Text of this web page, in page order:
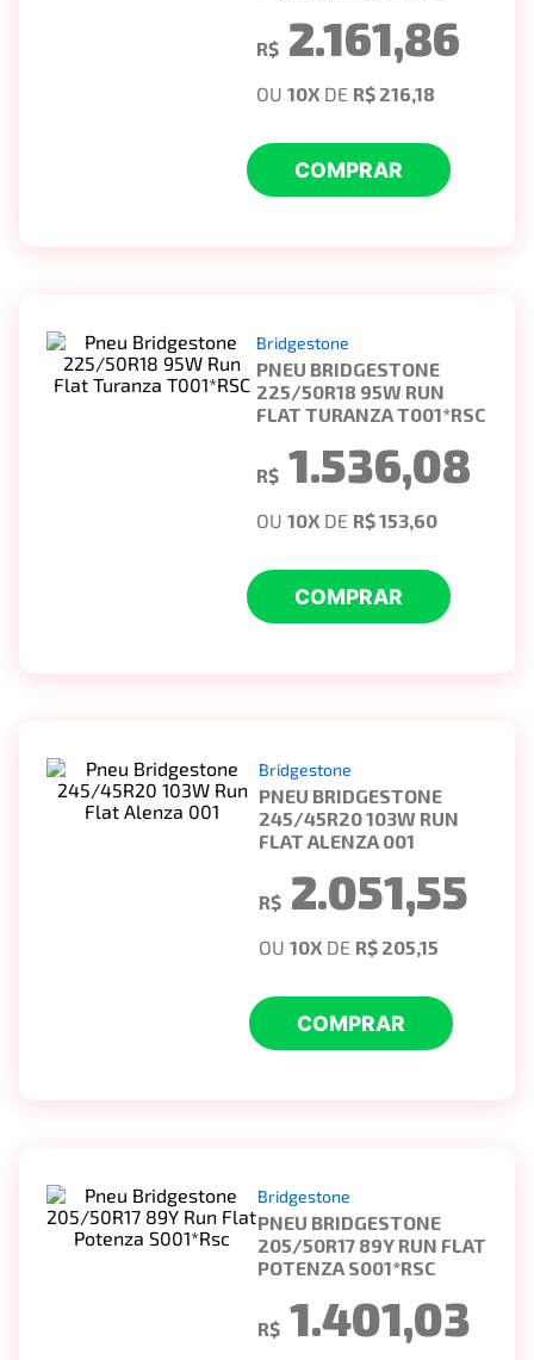
R$ 2.161,86
OU10X DE R$ 216,18
COMPRAR
Bridgestone
PNEU BRIDGESTONE
225/50R18 95W RUN
FLAT TURANZA T001*RSC
R$ 1.536,08
OU10X DE R$ 153,60
COMPRAR
Bridgestone
PNEU BRIDGESTONE
245/45R20 103W RUN
FLAT ALENZA 001
R$ 2.051,55
OU 10XDE R$ 205,15
COMPRAR
Bridgestone
PNEU BRIDGESTONE
205/50R17 89Y RUN FLAT
POTENZA S001*RSC
R$ 1.401,03